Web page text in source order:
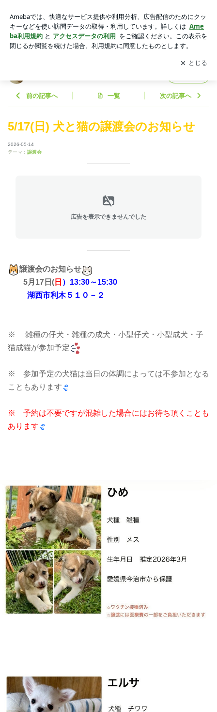
レンツ
アプリをダウンロードして ブログの更新通知
を受け取りまし
ょう。
開く
前の記事へ 一覧 次の記事へ
5/17(日) 犬と猫の譲渡会のお知らせ
2026-05-14
テーマ： 譲渡会
広告を表示できませんでした
譲渡会のお知らせ
5月17日( 日 ）13:30～15:30
湖西市利木５１０－２
※ 雑種の仔犬・雑種の成犬・小型仔犬・小型成犬・子
猫成猫が参加予定
※ 参加予定の犬猫は当日の体調によっては不参加となる
こともあります
※ 予約は不要ですが混雑した場合にはお待ち頂くことも
あります